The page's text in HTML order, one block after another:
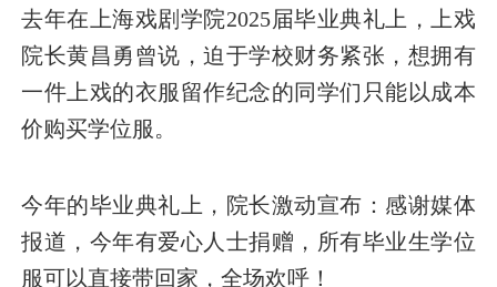
去年在上海戏剧学院2025届毕业典礼上，上戏
院长黄昌勇曾说，迫于学校财务紧张，想拥有
一件上戏的衣服留作纪念的同学们只能以成本
价购买学位服。
今年的毕业典礼上，院长激动宣布：感谢媒体
报道，今年有爱心人士捐赠，所有毕业生学位
服可以直接带回家，全场欢呼！